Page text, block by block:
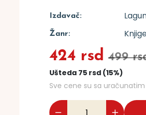
Izdavač:
Žanr:
424 rsd 499
Ušteda 75 rsd (15%)
Sve cene su sa